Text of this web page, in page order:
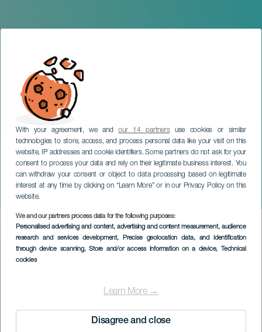
With your agreement, we andour 14 partnersuse cookies or similar
technologies to store, access, and process personal data like your visit on this
website, IP addresses and cookie identifiers. Some partners do not ask for your
consent to process your data and rely on their legitimate business interest. You
can withdraw your consent or object to data processing based on legitimate
interest at any time by clicking on “Learn More” or in our Privacy Policy on this
website.
We and our partners process data for the following purposes:
Personalised advertising and content, advertising and content measurement, audience
research and services development, Precise geolocation data, and identification
through device scanning, Store and/or access information on a device, Technical
cookies
Learn More →
Disagree and close
Das andere Biest
LANZAROTE
Imagen
Listado